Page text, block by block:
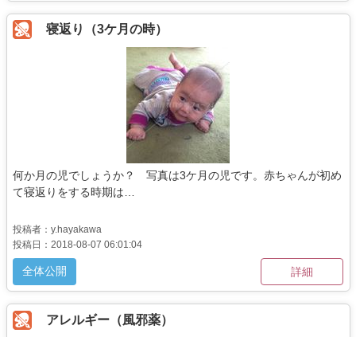
寝返り（3ケ月の時）
何か月の児でしょうか？ 写真は3ケ月の児です。赤ちゃんが初め
て寝返りをする時期は…
投稿者：y.hayakawa
投稿日：2018-08-07 06:01:04
詳細
全体公開
アレルギー（風邪薬）